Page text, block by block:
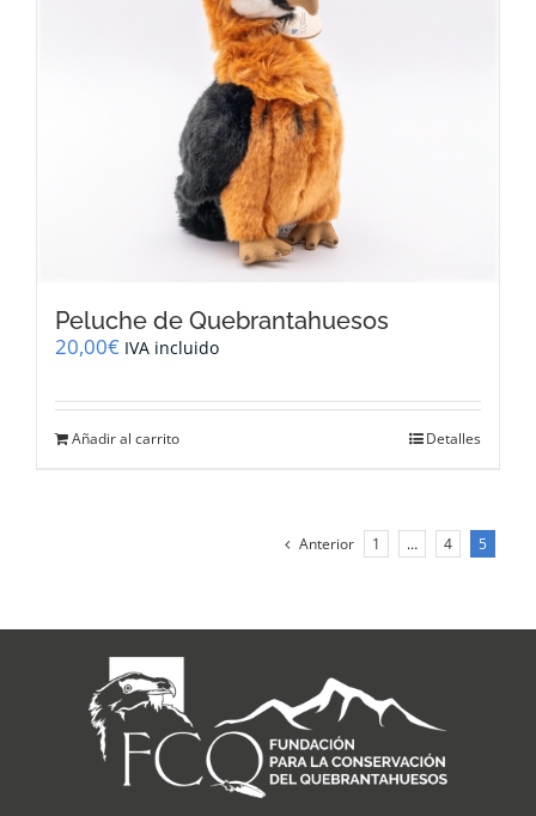
Peluche de Quebrantahuesos
20,00€ IVA incluido
Añadir al carrito Detalles
Anterior 1 … 4 5